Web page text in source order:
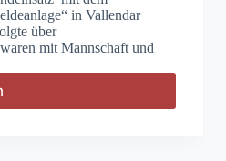
in Vallendar
über
mit Mannschaft und